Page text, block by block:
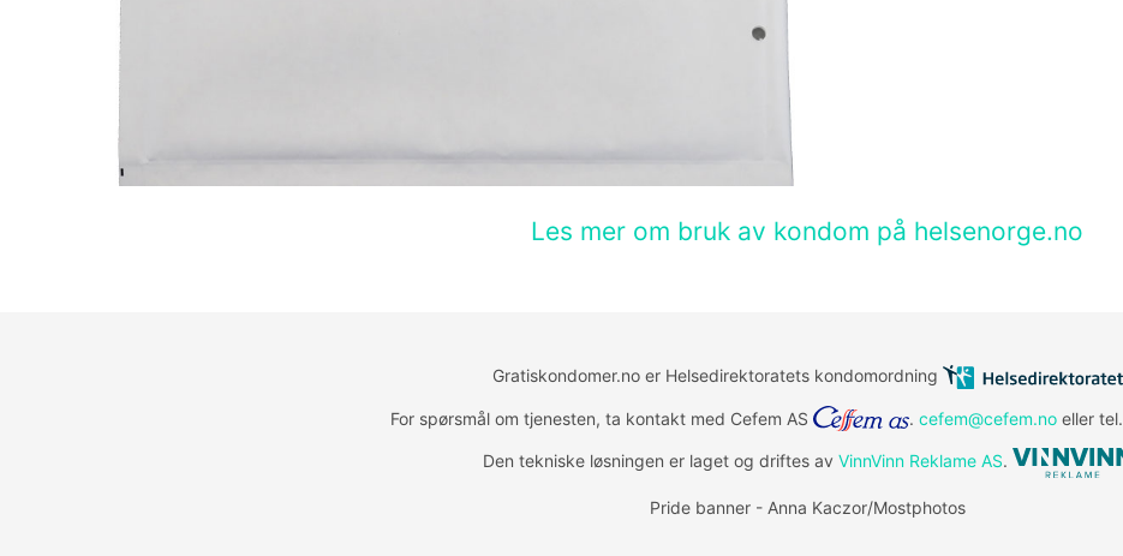
Les mer om bruk av kondom på helsenorge.no
Gratiskondomer.no er Helsedirektoratets kondomordning
For spørsmål om tjenesten, ta kontakt med Cefem AS . cefem@cefem.no eller tel.
Den tekniske løsningen er laget og driftes av VinnVinn Reklame AS.
Pride banner - Anna Kaczor/Mostphotos